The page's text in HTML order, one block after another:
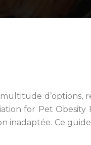
d’options,
for Pet Obesity
inadaptée. Ce